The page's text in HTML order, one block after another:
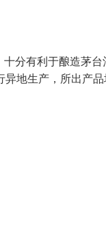
分有利于酿造茅
地生产，所出产